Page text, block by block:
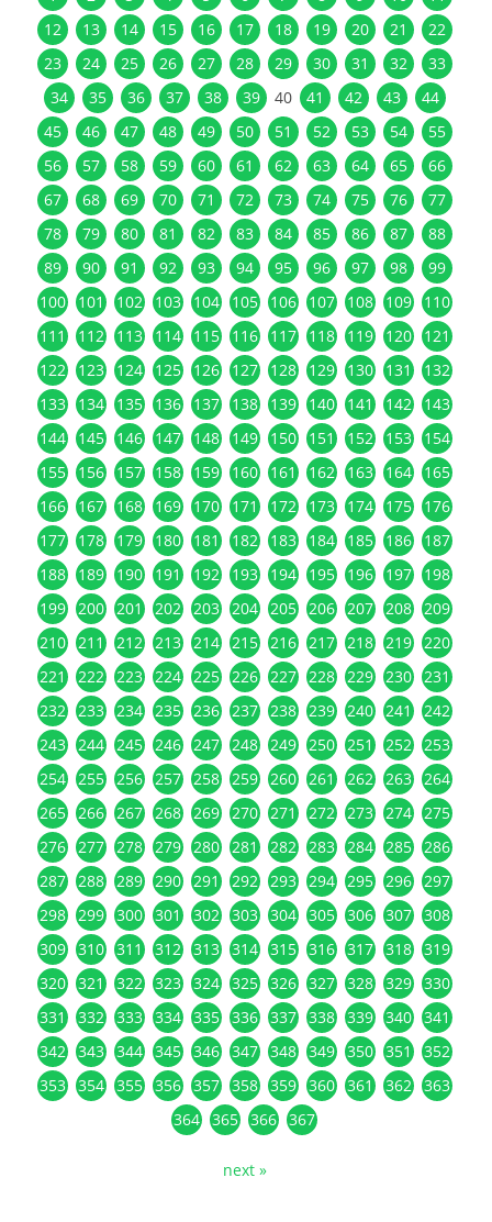
12
13 14 15 16 17 18 19 20 21
22
23
24 25 26 27 28 29 30 31 32
33
34
35 36 37 38 39 40 41 42 43
44
45
46 47 48 49 50 51 52 53 54
55
56
57 58 59 60 61 62 63 64 65
66
67
68 69 70 71 72 73 74 75 76
77
78
79 80 81 82 83 84 85 86 87
88
89
90 91 92 93 94 95 96 97 98
99
100 101 102 103 104 105 106 107 108 109 110
111 112 113 114 115 116 117 118 119 120 121
122 123 124 125 126 127 128 129 130 131 132
133 134 135 136 137 138 139 140 141 142 143
144 145 146 147 148 149 150 151 152 153 154
155 156 157 158 159 160 161 162 163 164 165
166 167 168 169 170 171 172 173 174 175 176
177 178 179 180 181 182 183 184 185 186 187
188 189 190 191 192 193 194 195 196 197 198
199 200 201 202 203 204 205 206 207 208 209
210 211 212 213 214 215 216 217 218 219 220
221 222 223 224 225 226 227 228 229 230 231
232 233 234 235 236 237 238 239 240 241 242
243 244 245 246 247 248 249 250 251 252 253
254 255 256 257 258 259 260 261 262 263 264
265 266 267 268 269 270 271 272 273 274 275
276 277 278 279 280 281 282 283 284 285 286
287 288 289 290 291 292 293 294 295 296 297
298 299 300 301 302 303 304 305 306 307 308
309 310 311 312 313 314 315 316 317 318 319
320 321 322 323 324 325 326 327 328 329 330
331 332 333 334 335 336 337 338 339 340 341
342 343 344 345 346 347 348 349 350 351 352
353 354 355 356 357 358 359 360 361 362 363
364 365 366 367
next »